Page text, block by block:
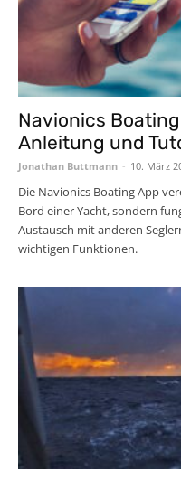
Navionics
Anleitung und
Jonathan Buttmann - 10. März
Die Navionics Boating App
Bord einer Yacht, sondern
Austausch mit anderen
wichtigen Funktionen.